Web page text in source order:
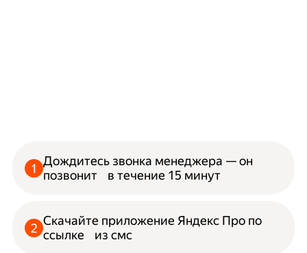
Дождитесь звонка менеджера — он
позвонит в течение 15 минут
Скачайте приложение Яндекс Про по
ссылке из смс